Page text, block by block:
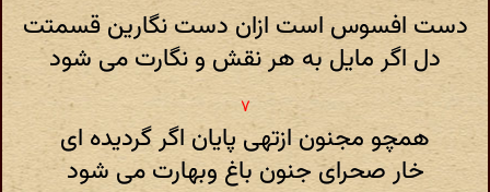
دست افسوس است ازان دست نگارین قسمتت
دل اگر مایل به هر نقش و نگارت می شود
همچو مجنون ازتهی پایان اگر گردیده ای
خار صحرای جنون باغ وبهارت می شود